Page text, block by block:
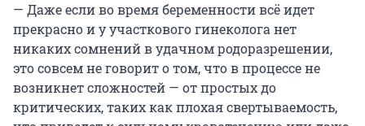
— Даже если во время беременности всё идет
прекрасно и у участкового гинеколога нет
никаких сомнений в удачном родоразрешении,
это совсем не говорит о том, что в процессе не
возникнет сложностей — от простых до
критических, таких как плохая свертываемость,